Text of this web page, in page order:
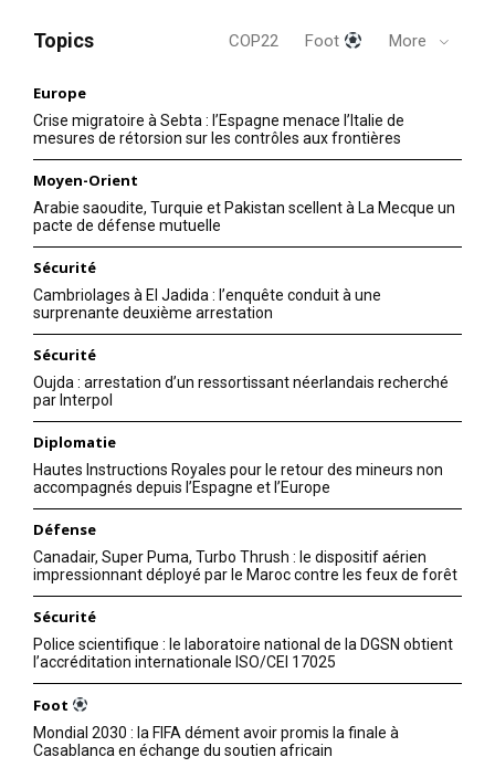
Topics COP22 Foot More
Europe
Crise migratoire à Sebta : l’Espagne menace l’Italie de
mesures de rétorsion sur les contrôles aux frontières
Moyen-Orient
Arabie saoudite, Turquie et Pakistan scellent à La Mecque un
pacte de défense mutuelle
Sécurité
Cambriolages à El Jadida : l’enquête conduit à une
surprenante deuxième arrestation
Sécurité
Oujda : arrestation d’un ressortissant néerlandais recherché
par Interpol
Diplomatie
Hautes Instructions Royales pour le retour des mineurs non
accompagnés depuis l’Espagne et l’Europe
Défense
Canadair, Super Puma, Turbo Thrush : le dispositif aérien
impressionnant déployé par le Maroc contre les feux de forêt
Sécurité
Police scientifique : le laboratoire national de la DGSN obtient
l’accréditation internationale ISO/CEI 17025
Foot
Mondial 2030 : la FIFA dément avoir promis la finale à
Casablanca en échange du soutien africain